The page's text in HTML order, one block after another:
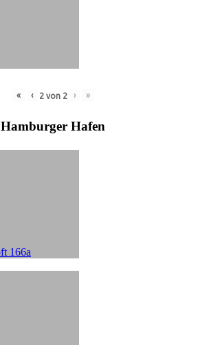
« ‹ 2von 2 › »
Hamburger Hafen